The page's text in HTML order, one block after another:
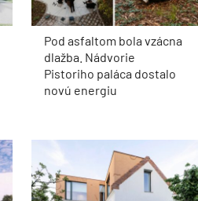
Pod asfaltom bola vzácna
dlažba. Nádvorie
Pistoriho paláca dostalo
novú energiu